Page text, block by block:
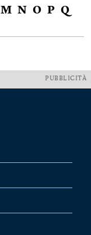
M N O P Q
PUBBLICITÀ